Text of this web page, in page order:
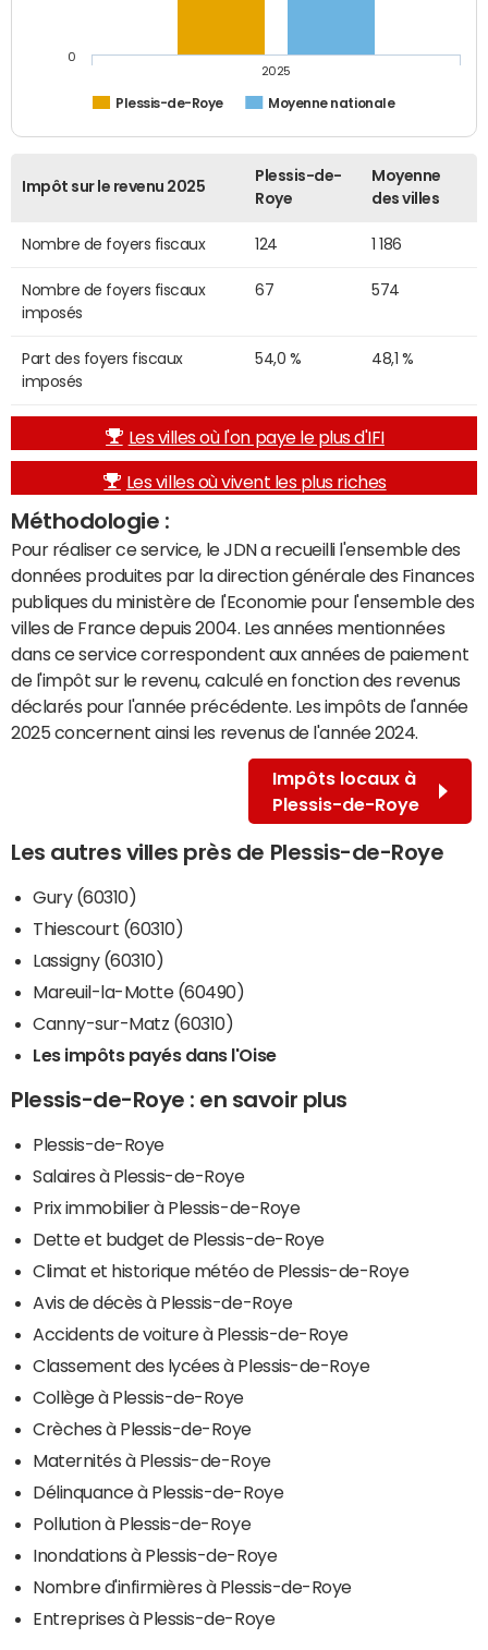
Plessis-de-Roye Moyenne nationale
2025
0
Impôt sur le revenu 2025
Plessis-de-
Roye
Moyenne
des villes
Nombre de foyers fiscaux 124 1 186
Nombre de foyers fiscaux
imposés
67 574
Part des foyers fiscaux
imposés
54,0 % 48,1 %
Les villes où l'on paye le plus d'IFI
Les villes où vivent les plus riches
Méthodologie :
Pour réaliser ce service, le JDN a recueilli l'ensemble des
données produites par la direction générale des Finances
publiques du ministère de l'Economie pour l'ensemble des
villes de France depuis 2004. Les années mentionnées
dans ce service correspondent aux années de paiement
de l'impôt sur le revenu, calculé en fonction des revenus
déclarés pour l'année précédente. Les impôts de l'année
2025 concernent ainsi les revenus de l'année 2024.
Impôts locaux à
Plessis-de-Roye
Les autres villes près de Plessis-de-Roye
Gury (60310)
Thiescourt (60310)
Lassigny (60310)
Mareuil-la-Motte (60490)
Canny-sur-Matz (60310)
Les impôts payés dans l'Oise
Plessis-de-Roye : en savoir plus
Plessis-de-Roye
Salaires à Plessis-de-Roye
Prix immobilier à Plessis-de-Roye
Dette et budget de Plessis-de-Roye
Climat et historique météo de Plessis-de-Roye
Avis de décès à Plessis-de-Roye
Accidents de voiture à Plessis-de-Roye
Classement des lycées à Plessis-de-Roye
Collège à Plessis-de-Roye
Crèches à Plessis-de-Roye
Maternités à Plessis-de-Roye
Délinquance à Plessis-de-Roye
Pollution à Plessis-de-Roye
Inondations à Plessis-de-Roye
Nombre d'infirmières à Plessis-de-Roye
Entreprises à Plessis-de-Roye